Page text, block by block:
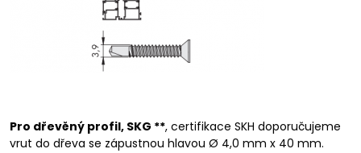
Pro dřevěný profil, SKG **, certifikace SKH doporučujeme
vrut do dřeva se zápustnou hlavou Ø 4,0 mm x 40 mm.